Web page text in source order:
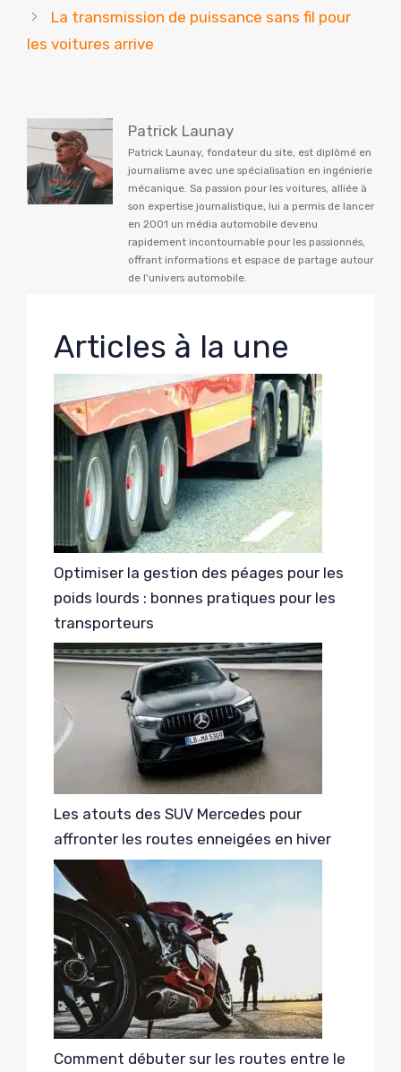
La transmission de puissance sans fil pour
les voitures arrive
Patrick Launay
Patrick Launay, fondateur du site, est diplômé en
journalisme avec une spécialisation en ingénierie
mécanique. Sa passion pour les voitures, alliée à
son expertise journalistique, lui a permis de lancer
en 2001 un média automobile devenu
rapidement incontournable pour les passionnés,
offrant informations et espace de partage autour
de l'univers automobile.
Articles à la une
Optimiser la gestion des péages pour les
poids lourds : bonnes pratiques pour les
transporteurs
Les atouts des SUV Mercedes pour
affronter les routes enneigées en hiver
Comment débuter sur les routes entre le